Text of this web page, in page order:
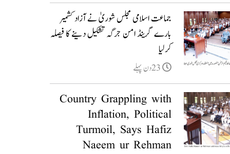
جماعت اسلامی مجلس شوریٰ نے آزاد کشمیر
بارے گرینڈ امن جرگہ تشکیل دینے کا فیصلہ
کرلیا
Country Grappling with
Inflation, Political
Turmoil, Says Hafiz
Naeem ur Rehman